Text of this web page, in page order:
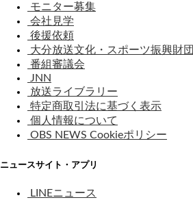
モニター募集
会社見学
後援依頼
大分放送文化・スポーツ振興財団
番組審議会
JNN
放送ライブラリー
特定商取引法に基づく表示
個人情報について
OBS NEWS Cookieポリシー
ニュースサイト・アプリ
LINEニュース